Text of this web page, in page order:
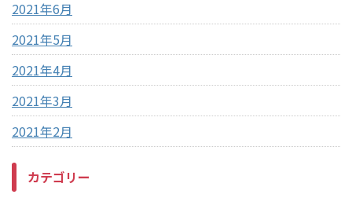
2021年6月
2021年5月
2021年4月
2021年3月
2021年2月
カテゴリー